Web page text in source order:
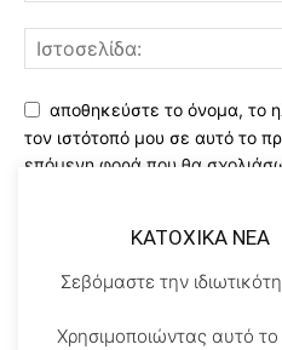
αποθηκεύστε το όνομα, το
τον ιστότοπό μου σε αυτό το
επόμενη φορά που θα
Χρησιμοποιώντας αυτό το
αποθήκευση και χειρισμό
τον ιστότοπο..Διαβάστε του
μας*
KATOXIKA NEA
Σεβόμαστε την
Χρησιμοποιώντας αυτό